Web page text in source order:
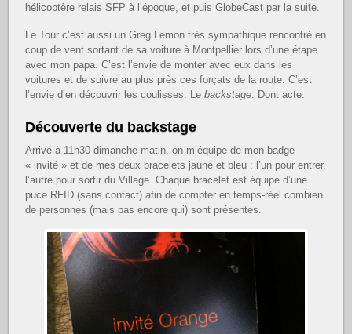
hélicoptère relais SFP à l’époque, et puis GlobeCast par la suite.
Le Tour c’est aussi un Greg Lemon très sympathique rencontré en
coup de vent sortant de sa voiture à Montpellier lors d’une étape
avec mon papa. C’est l’envie de monter avec eux dans les
voitures et de suivre au plus près ces forçats de la route. C’est
l’envie d’en découvrir les coulisses. Lebackstage . Dont acte.
Découverte du backstage
Arrivé à 11h30 dimanche matin, on m’équipe de mon badge
« invité » et de mes deux bracelets jaune et bleu : l’un pour entrer,
l’autre pour sortir du Village. Chaque bracelet est équipé d’une
puce RFID (sans contact) afin de compter en temps-réel combien
de personnes (mais pas encore qui) sont présentes.